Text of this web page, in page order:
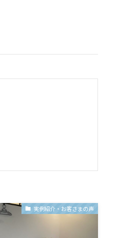
実例紹介・お客さまの声